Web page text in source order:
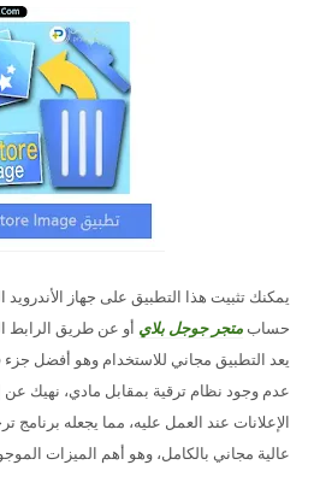
يمكنك تثبيت هذا التطبيق على جهاز
حساب متجر جوجل بلاي أو عن طريق الرابط
يعد التطبيق مجاني للاستخدام وهو أفضل جزء
عدم وجود نظام ترقية بمقابل مادي، نهيك عن
الإعلانات عند العمل عليه، مما يجعله برنامج
عالية مجاني بالكامل، وهو أهم الميزات